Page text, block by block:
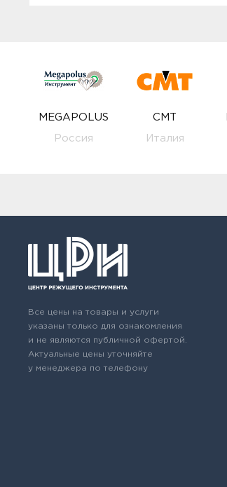
MEGAPOLUS
Россия
CMT
Италия
Все цены на товары и услуги
указаны только для ознакомления
и не являются публичной офертой.
Актуальные цены уточняйте
у менеджера по телефону